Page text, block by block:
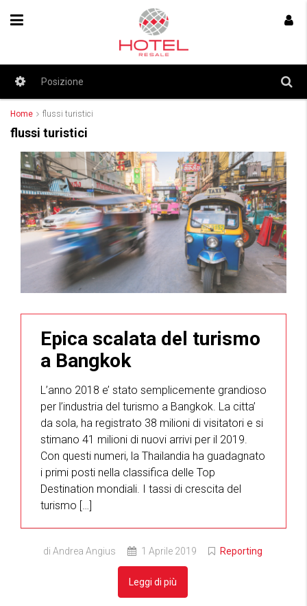
Home flussi turistici
flussi turistici
Epica scalata del turismo
a Bangkok
L’anno 2018 e’ stato semplicemente grandioso
per l’industria del turismo a Bangkok. La citta’
da sola, ha registrato 38 milioni di visitatori e si
stimano 41 milioni di nuovi arrivi per il 2019.
Con questi numeri, la Thailandia ha guadagnato
i primi posti nella classifica delle Top
Destination mondiali. I tassi di crescita del
turismo […]
di Andrea Angius 1 Aprile 2019 Reporting
Leggi di più